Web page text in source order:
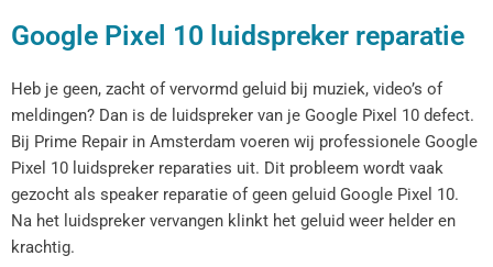
Google Pixel 10 luidspreker reparatie
Heb je geen, zacht of vervormd geluid bij muziek, video’s of
meldingen? Dan is de luidspreker van je Google Pixel 10 defect.
Bij Prime Repair in Amsterdam voeren wij professionele Google
Pixel 10 luidspreker reparaties uit. Dit probleem wordt vaak
gezocht als speaker reparatie of geen geluid Google Pixel 10.
Na het luidspreker vervangen klinkt het geluid weer helder en
krachtig.